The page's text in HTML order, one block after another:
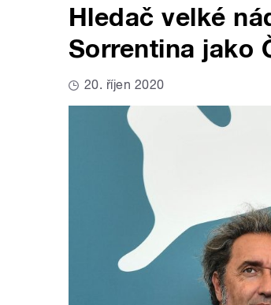
Hledač velké
Sorrentina jako
20. říjen 2020